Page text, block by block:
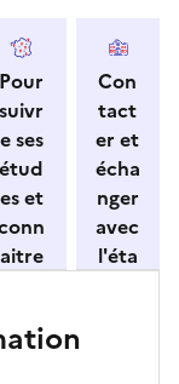
Pour
suivr
e ses
étud
es et
aitre
Con
tact
er et
écha
nger
avec
l'éta